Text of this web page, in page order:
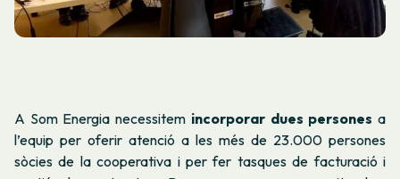
A Som Energia necessitem incorporar dues persones a
l’equip per oferir atenció a les més de 23.000 persones
sòcies de la cooperativa i per fer tasques de facturació i